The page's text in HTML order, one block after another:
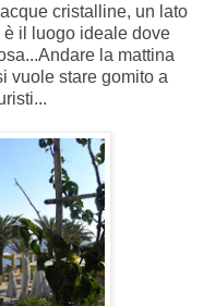
cristalline, un lato
è il luogo ideale dove
la mattina
vuole stare gomito a